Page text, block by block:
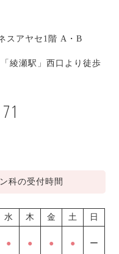
スアヤセ1階 A・B
綾瀬駅」西口より徒歩
科の受付時間
水 木 金 土 日
● ● ● ● ー